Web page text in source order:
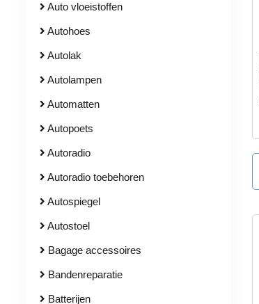
Auto vloeistoffen
Autohoes
Autolak
Autolampen
Automatten
Autopoets
Autoradio
Autoradio toebehoren
Autospiegel
Autostoel
Bagage accessoires
Bandenreparatie
Batterijen